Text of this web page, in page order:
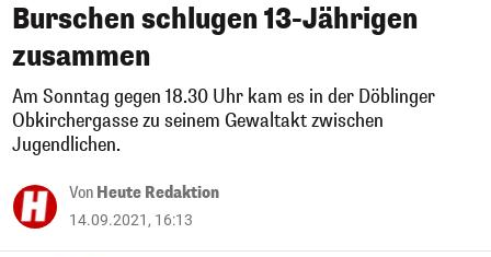
Burschen schlugen 13-Jährigen
zusammen
Am Sonntag gegen 18.30 Uhr kam es in der Döblinger
Obkirchergasse zu seinem Gewaltakt zwischen
Jugendlichen.
Von Heute Redaktion
14.09.2021, 16:13